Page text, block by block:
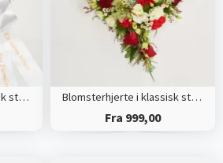
Blomsterhjerte i klassisk stil med bånd Blomsterhjerte i klassisk stil - rød og hvid
Fra 999,00